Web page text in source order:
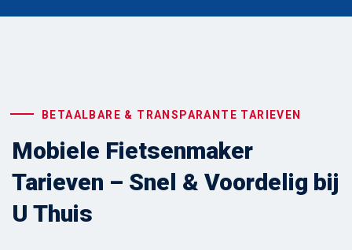
BETAALBARE & TRANSPARANTE TARIEVEN
Mobiele Fietsenmaker
Tarieven – Snel & Voordelig bij
U Thuis